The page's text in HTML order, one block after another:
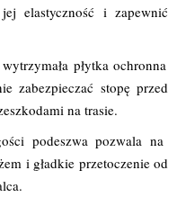
elastyczność i zapewnić
płytka ochronna
zabezpieczać stopę przed
na trasie.
podeszwa pozwala na
i gładkie przetoczenie od